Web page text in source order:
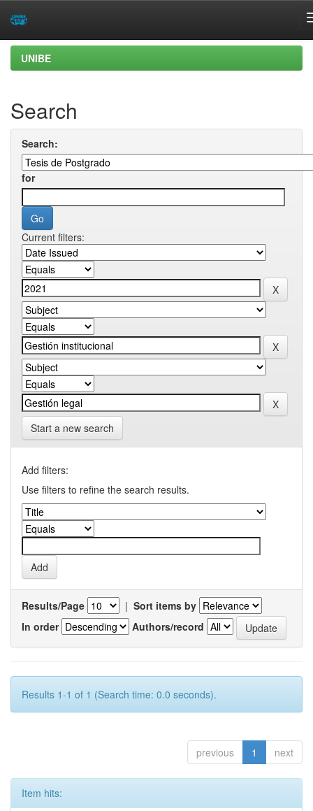
Skip
navigation
UNIBE
Search
Search:
for
Current filters:
Start a new search
Add filters:
Use filters to refine the search results.
Results/Page | Sort items by
In order
Authors/record
Results 1-1 of 1 (Search time: 0.0 seconds).
previous 1 next
Item hits: